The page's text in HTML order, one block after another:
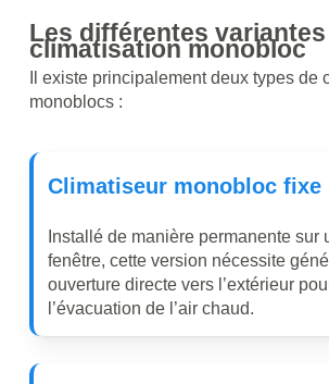
Les différentes variantes
climatisation monobloc
Il existe principalement deux types de
monoblocs :
Climatiseur monobloc fixe
Installé de manière permanente sur
fenêtre, cette version nécessite
ouverture directe vers l’extérieur
l’évacuation de l’air chaud.